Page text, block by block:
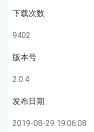
下载次数
9402
版本号
2.0.4
发布日期
2019-08-29 19:06:08